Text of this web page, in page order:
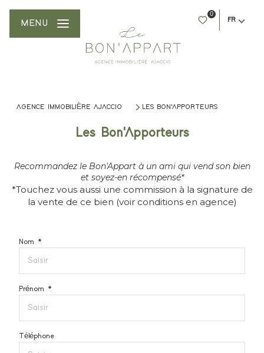
0
FR
MENU
AGENCE IMMOBILIÈRE AJACCIO LES BON'APPORTEURS
Les Bon'Apporteurs
Recommandez le Bon'Appart à un ami qui vend son bien
et soyez-en récompensé*
*Touchez vous aussi une commission à la signature de
la vente de ce bien (voir conditions en agence)
Nom *
Prénom *
Téléphone